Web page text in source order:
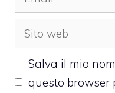
Sito
web
Salva il mio
questo browser